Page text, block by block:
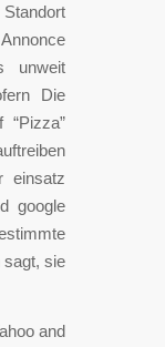
unweit
Die
“Pizza”
einsatz
google
sagt, sie
and